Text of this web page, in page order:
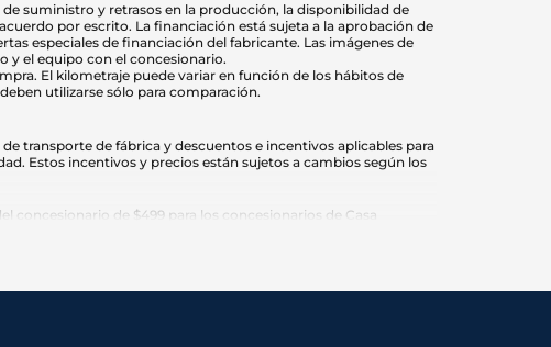
suministro y retrasos en la producción, la disponibilidad de
por escrito. La financiación está sujeta a la aprobación de
especiales de financiación del fabricante. Las imágenes de
y el equipo con el concesionario.
El kilometraje puede variar en función de los hábitos de
utilizarse sólo para comparación.
transporte de fábrica y descuentos e incentivos aplicables para
Estos incentivos y precios están sujetos a cambios según los
concesionario de $499 para los concesionarios de Casa